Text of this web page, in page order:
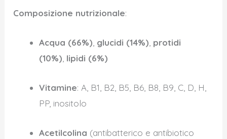
Composizione nutrizionale:
Acqua (66%) glucidi (14%) protidi
(10%) lipidi (6%)
Vitamine: A, B1, B2, B5, B6, B8, B9, C, D, H,
PP, inositolo
Acetilcolina (antibatterico e antibiotico